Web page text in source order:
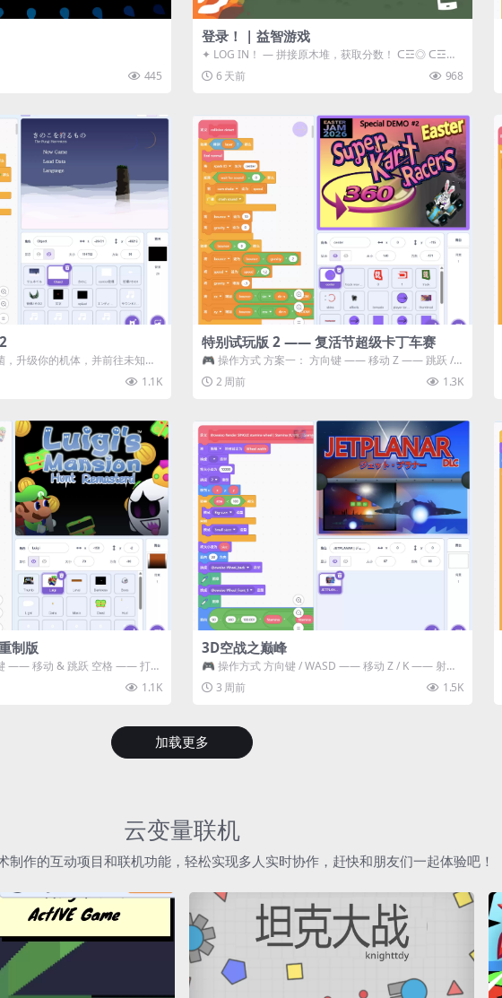
445
登录！ | 益智游戏
✦ LOG IN！ — 拼接原木堆，获取分数！ ᑕ☲◎ ᑕ☲◎
ᑕ☲◎ ᑕ☲◎ ...
6 天前 968
升级你的机体，并前往未知领
的探索冒...
1.1K
特别试玩版 2 —— 复活节超级卡丁车赛
🎮 操作方式 方案一： 方向键 —— 移动 Z —— 跳跃 /
漂移 方案二： ...
2 周前 1.3K
制版
—— 移动 & 跳跃 空格 —— 打开
1.1K
3D空战之巅峰
🎮 操作方式 方向键 / WASD —— 移动 Z / K —— 射击 /
攻击...
3 周前 1.5K
加载更多
云变量联机
制作的互动项目和联机功能，轻松实现多人实时协作，赶快和朋友们一起体验吧！